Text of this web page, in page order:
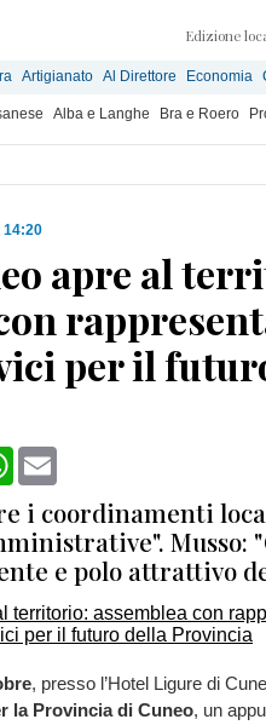
Edizione
Artigianato Al Direttore Economia
Alba e Langhe Bra e Roero
14:20
apre al
per il
WhatsApp
i coordinamenti
Musso:
e polo attrattivo
, presso l’Hotel Ligure di
la Provincia di Cuneo, un